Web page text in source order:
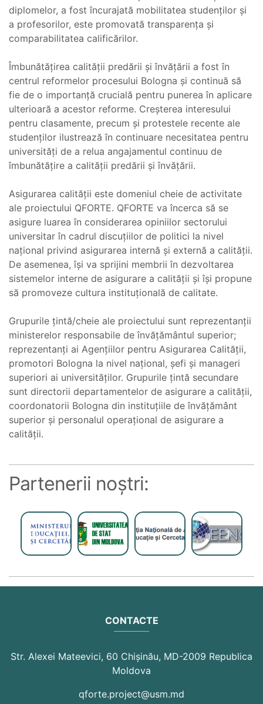
diplomelor, a fost încurajată mobilitatea studenților și
a profesorilor, este promovată transparența și
comparabilitatea calificărilor.
Îmbunătățirea calității predării și învățării a fost în
centrul reformelor procesului Bologna și continuă să
fie de o importanță crucială pentru punerea în aplicare
ulterioară a acestor reforme. Creșterea interesului
pentru clasamente, precum și protestele recente ale
studenților ilustrează în continuare necesitatea pentru
universități de a relua angajamentul continuu de
îmbunătățire a calității predării și învățării.
Asigurarea calității este domeniul cheie de activitate
ale proiectului QFORTE. QFORTE va încerca să se
asigure luarea în considerarea opiniilor sectorului
universitar în cadrul discuțiilor de politici la nivel
național privind asigurarea internă și externă a calității.
De asemenea, își va sprijini membrii în dezvoltarea
sistemelor interne de asigurare a calității și își propune
să promoveze cultura instituțională de calitate.
Grupurile țintă/cheie ale proiectului sunt reprezentanții
ministerelor responsabile de învățământul superior;
reprezentanți ai Agențiilor pentru Asigurarea Calității,
promotori Bologna la nivel național, șefi și manageri
superiori ai universităților. Grupurile țintă secundare
sunt directorii departamentelor de asigurare a calității,
coordonatorii Bologna din instituțiile de învățământ
superior și personalul operațional de asigurare a
calității.
Partenerii noștri:
Previous Next
CONTACTE
Str. Alexei Mateevici, 60 Chişinău, MD-2009 Republica
Moldova
qforte.project@usm.md